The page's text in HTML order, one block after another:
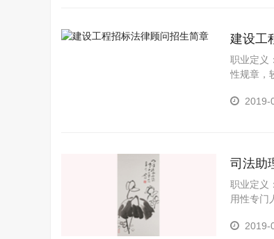
建设工
职业定义
性规章，
2019-
司法助
职业定义
用性专门
2019-